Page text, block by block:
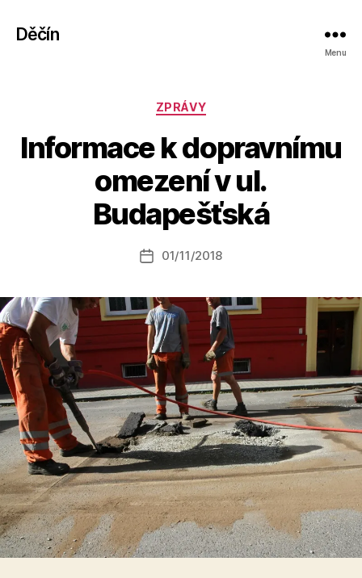
Děčín
Menu
Rubriky
ZPRÁVY
Informace k dopravnímu
omezení v ul.
Budapešťská
Autor
příspěvku
A
u
t
o
a
s
o
Datum
01/11/2018